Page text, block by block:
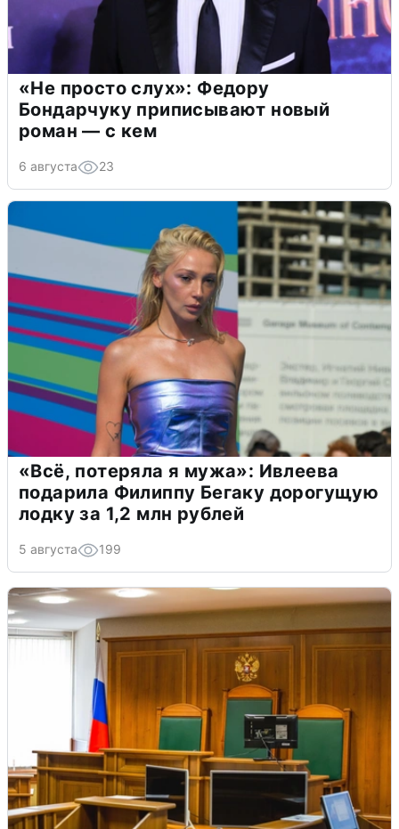
«Не просто слух»: Федору
Бондарчуку приписывают новый
роман — с кем
6 августа 23
«Всё, потеряла я мужа»: Ивлеева
подарила Филиппу Бегаку дорогущую
лодку за 1,2 млн рублей
5 августа 199